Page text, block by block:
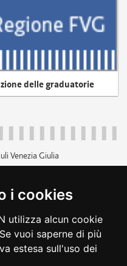
i cookies
utilizza alcun cookie
vuoi saperne di più
estesa sull'uso dei
delle graduatorie
Venezia Giulia
00526040324
dichiarazione di
preferenze cookie